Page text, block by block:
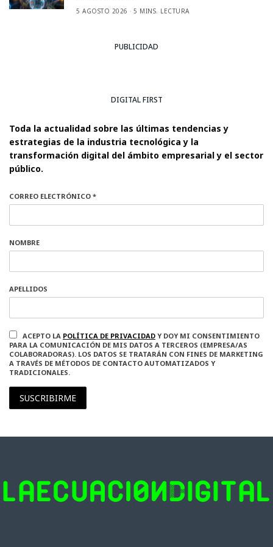
5 AGOSTO 2026 5 MINS. LECTURA
PUBLICIDAD
DIGITAL FIRST
Toda la actualidad sobre las últimas tendencias y
estrategias de la industria tecnológica y la
transformación digital del ámbito empresarial y el sector
público.
CORREO ELECTRÓNICO *
NOMBRE
APELLIDOS
ACEPTO LA POLÍTICA DE PRIVACIDAD Y DOY MI CONSENTIMIENTO
PARA LA COMUNICACIÓN DE MIS DATOS A TERCEROS (EMPRESA/AS
COLABORADORAS). LOS DATOS SE TRATARÁN CON FINES DE MARKETING
A TRAVÉS DE MÉTODOS DE CONTACTO AUTOMATIZADOS Y
TRADICIONALES.
SUSCRIBIRME